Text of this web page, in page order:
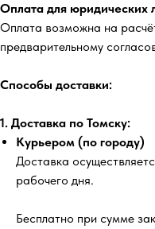
Оплата для юридических
Оплата возможна на
предварительному
Способы доставки:
1. Доставка по Томску:
Курьером (по городу)
Доставка
рабочего дня.
Бесплатно при сумме